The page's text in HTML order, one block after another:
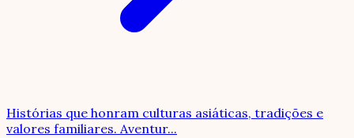
Histórias que honram culturas asiáticas, tradições e
valores familiares. Aventur...